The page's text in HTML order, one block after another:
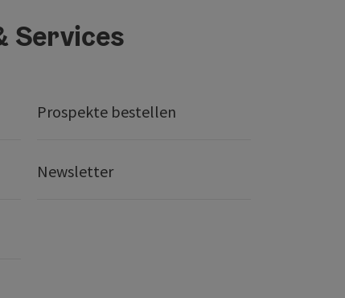
Services
Prospekte bestellen
Newsletter